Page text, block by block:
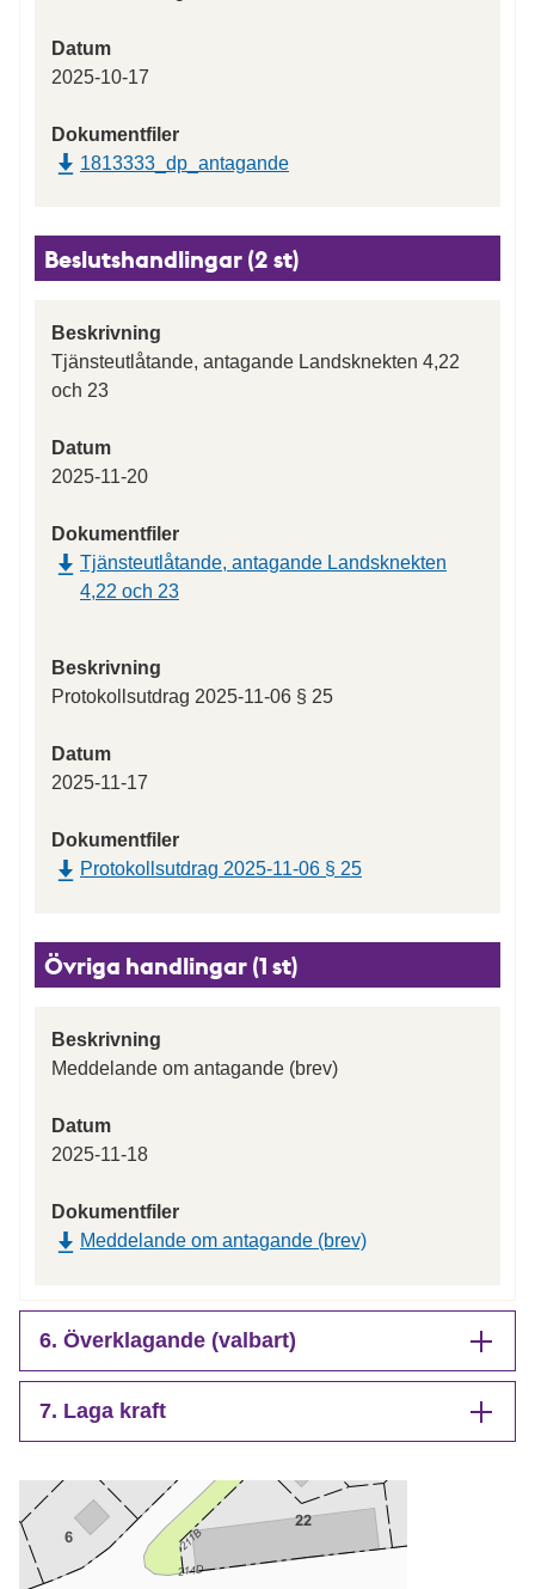
Datum
2025-10-17
Dokumentfiler
1813333_dp_antagande
Beslutshandlingar (2 st)
Beskrivning
Tjänsteutlåtande, antagande Landsknekten 4,22
och 23
Datum
2025-11-20
Dokumentfiler
Tjänsteutlåtande, antagande Landsknekten
4,22 och 23
Beskrivning
Protokollsutdrag 2025-11-06 § 25
Datum
2025-11-17
Dokumentfiler
Protokollsutdrag 2025-11-06 § 25
Övriga handlingar (1 st)
Beskrivning
Meddelande om antagande (brev)
Datum
2025-11-18
Dokumentfiler
Meddelande om antagande (brev)
6. Överklagande (valbart)
7. Laga kraft